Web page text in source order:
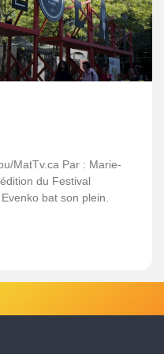
MatTv.ca Par : Marie-
du Festival
bat son plein.